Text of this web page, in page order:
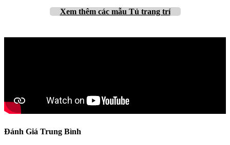
Xem thêm các mẫu Tủ trang trí
Đánh Giá Trung Bình